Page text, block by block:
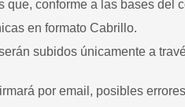
que, conforme a las bases del
en formato Cabrillo.
subidos únicamente a
por email, posibles